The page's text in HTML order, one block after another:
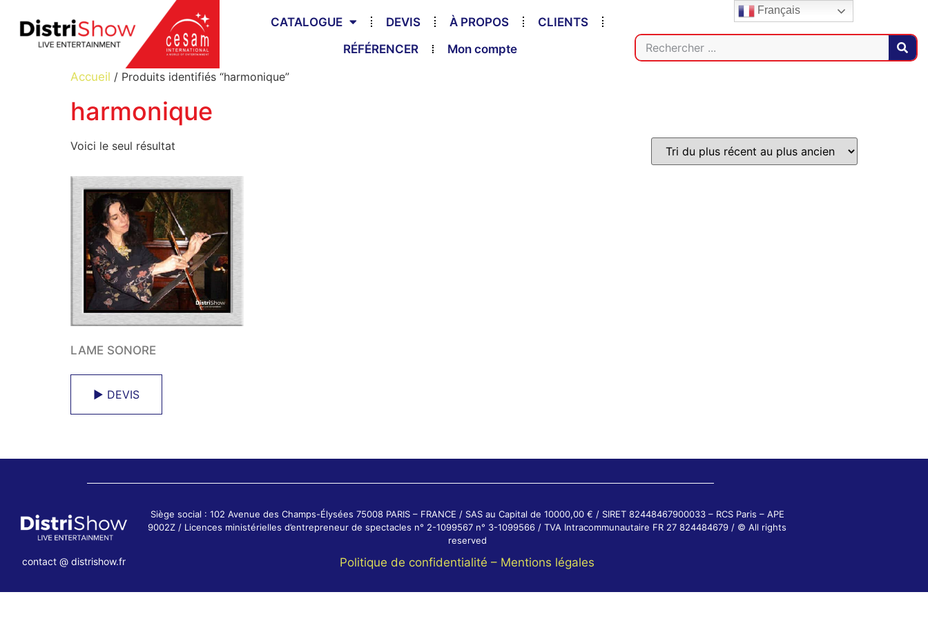
CATALOGUE DEVIS À PROPOS
CLIENTS
RÉFÉRENCER
Mon compte
Accueil / Produits identifiés “harmonique”
harmonique
Voici le seul résultat
LAME SONORE
► DEVIS
contact @ distrishow.fr
Siège social : 102 Avenue des Champs-Élysées 75008 PARIS – FRANCE / SAS au Capital de 10000,00 € / SIRET 82448467900033 – RCS Paris – APE
9002Z / Licences ministérielles d’entrepreneur de spectacles n° 2-1099567 n° 3-1099566 / TVA Intracommunautaire FR 27 824484679 / © All rights
reserved
Politique de confidentialité – Mentions légales
Français